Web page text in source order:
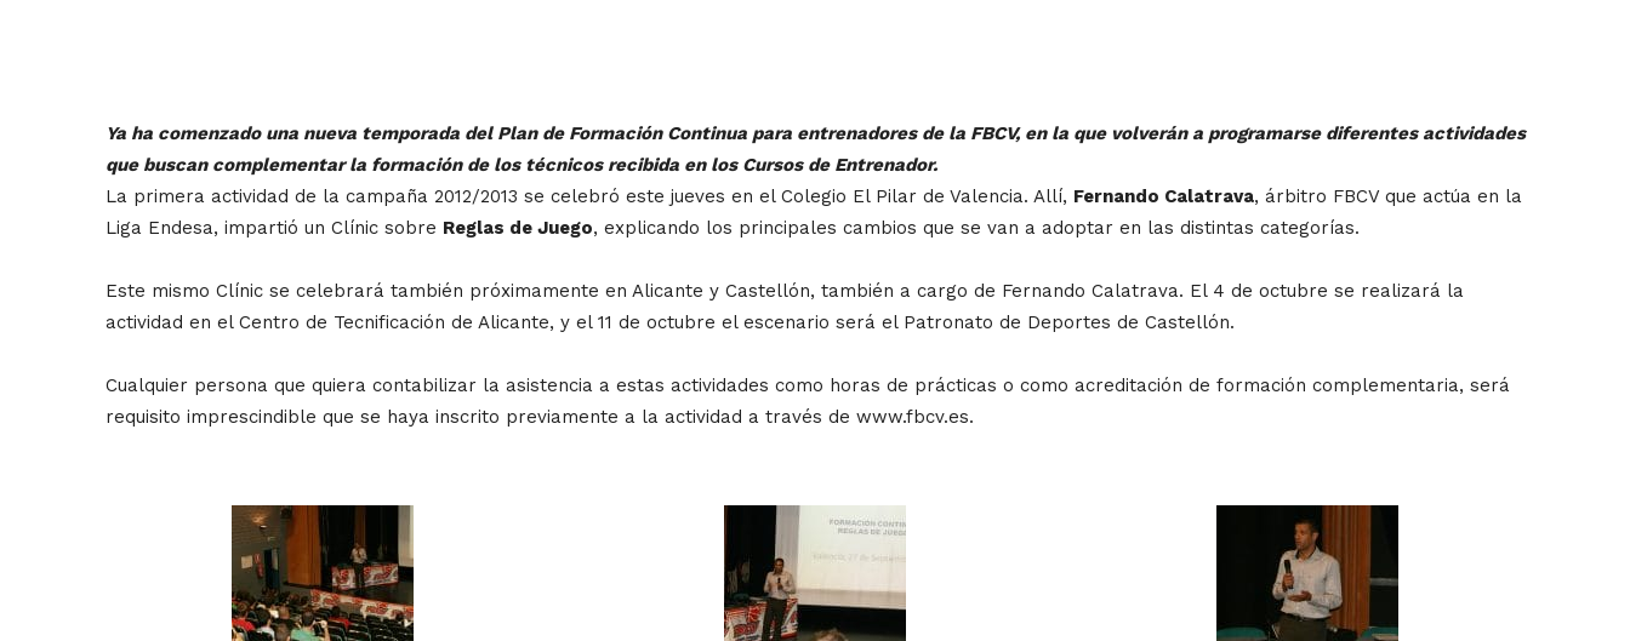
Ya ha comenzado una nueva temporada del Plan de Formación Continua para entrenadores de la FBCV, en la que volverán a programarse diferentes actividades
que buscan complementar la formación de los técnicos recibida en los Cursos de Entrenador.
La primera actividad de la campaña 2012/2013 se celebró este jueves en el Colegio El Pilar de Valencia. Allí, Fernando Calatrava, árbitro FBCV que actúa en la
Liga Endesa, impartió un Clínic sobre Reglas de Juego, explicando los principales cambios que se van a adoptar en las distintas categorías.
Este mismo Clínic se celebrará también próximamente en Alicante y Castellón, también a cargo de Fernando Calatrava. El 4 de octubre se realizará la
actividad en el Centro de Tecnificación de Alicante, y el 11 de octubre el escenario será el Patronato de Deportes de Castellón.
Cualquier persona que quiera contabilizar la asistencia a estas actividades como horas de prácticas o como acreditación de formación complementaria, será
requisito imprescindible que se haya inscrito previamente a la actividad a través de www.fbcv.es.